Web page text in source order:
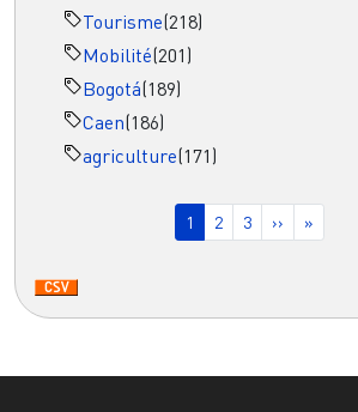
Tourisme(218)
Mobilité(201)
Bogotá(189)
Caen(186)
agriculture(171)
Page courante
1 Page
2 Page
3 Page suivante
›› »